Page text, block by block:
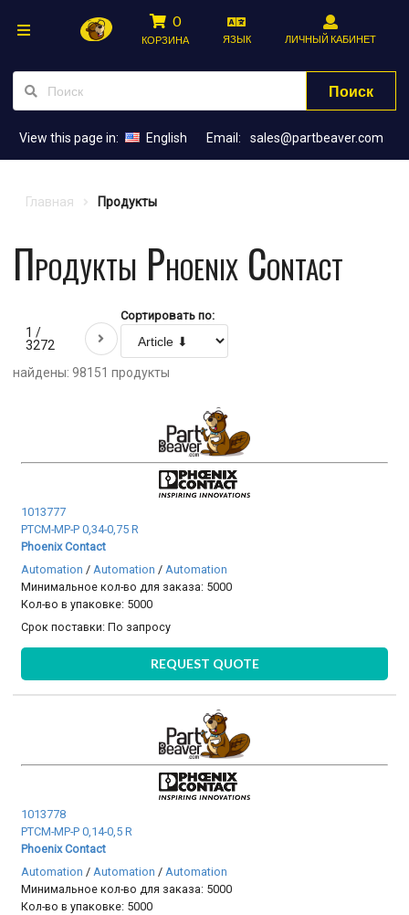
0
КОРЗИНА ЯЗЫК ЛИЧНЫЙ КАБИНЕТ
Поиск
View this page in: English Email: sales@partbeaver.com
Главная Продукты
Продукты Phoenix Contact
1 /
3272
Сортировать по:
найдены: 98151 продукты
1013777
PTCM-MP-P 0,34-0,75 R
Phoenix Contact
Automation /Automation /Automation
Минимальное кол-во для заказа: 5000
Кол-во в упаковке: 5000
Срок поставки:По запросу
REQUEST QUOTE
1013778
PTCM-MP-P 0,14-0,5 R
Phoenix Contact
Automation /Automation /Automation
Минимальное кол-во для заказа: 5000
Кол-во в упаковке: 5000